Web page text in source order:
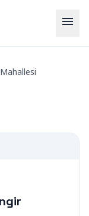
menu